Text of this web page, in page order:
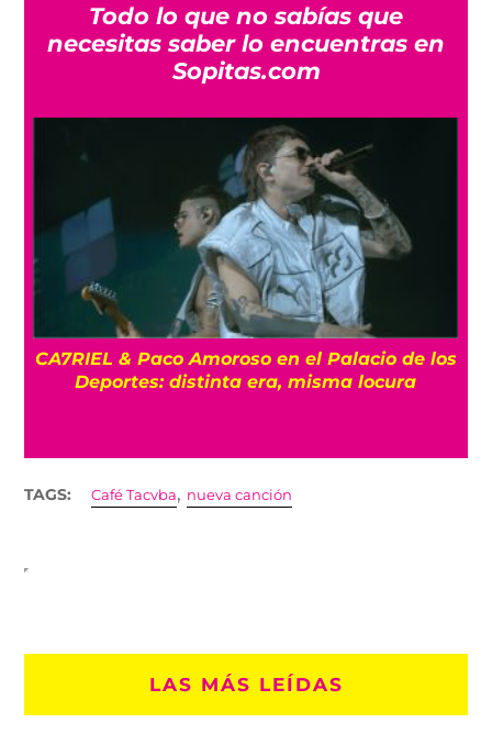
Todo lo que no sabías que
necesitas saber lo encuentras en
Sopitas.com
CA7RIEL & Paco Amoroso en el Palacio de los
Deportes: distinta era, misma locura
TAGS: Café Tacvba, nueva canción
LAS MÁS LEÍDAS